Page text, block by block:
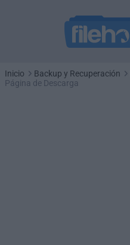
Inicio Backup y Recuperación
Página de Descarga